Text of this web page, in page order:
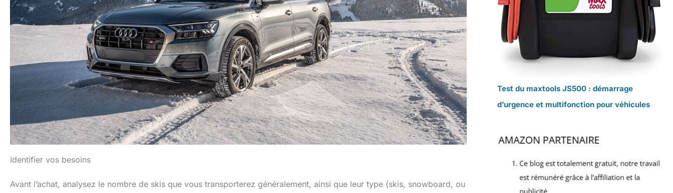
Identifier vos besoins
Avant l’achat, analysez le nombre de skis que vous transporterez généralement, ainsi que leur type (skis, snowboard, ou
Test du maxtools JS500 : démarrage
d’urgence et multifonction pour véhicules